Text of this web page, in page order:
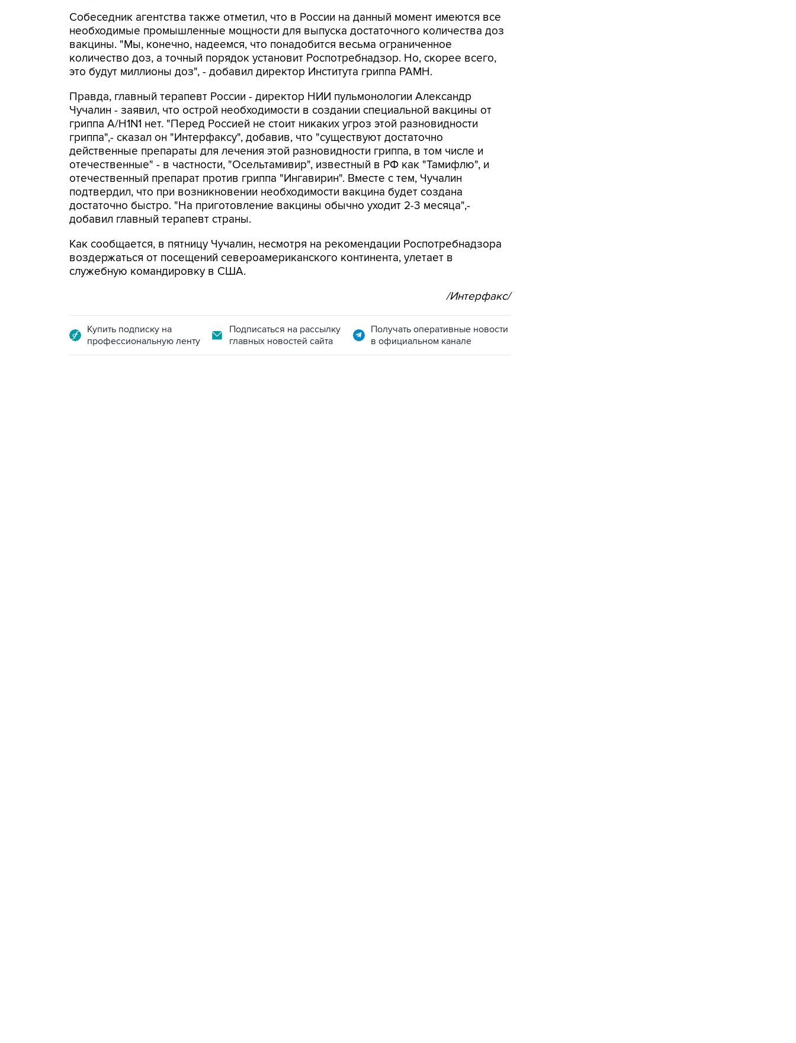
Собеседник агентства также отметил, что в России на данный момент имеются все
необходимые промышленные мощности для выпуска достаточного количества доз
вакцины. "Мы, конечно, надеемся, что понадобится весьма ограниченное
количество доз, а точный порядок установит Роспотребнадзор. Но, скорее всего,
это будут миллионы доз", - добавил директор Института гриппа РАМН.
Правда, главный терапевт России - директор НИИ пульмонологии Александр
Чучалин - заявил, что острой необходимости в создании специальной вакцины от
гриппа A/H1N1 нет. "Перед Россией не стоит никаких угроз этой разновидности
гриппа",- сказал он "Интерфаксу", добавив, что "существуют достаточно
действенные препараты для лечения этой разновидности гриппа, в том числе и
отечественные" - в частности, "Осельтамивир", известный в РФ как "Тамифлю", и
отечественный препарат против гриппа "Ингавирин". Вместе с тем, Чучалин
подтвердил, что при возникновении необходимости вакцина будет создана
достаточно быстро. "На приготовление вакцины обычно уходит 2-3 месяца",-
добавил главный терапевт страны.
Как сообщается, в пятницу Чучалин, несмотря на рекомендации Роспотребнадзора
воздержаться от посещений североамериканского континента, улетает в
служебную командировку в США.
/Интерфакс/
Купить подписку на
профессиональную ленту
Подписаться на рассылку
главных новостей сайта
Получать оперативные новости
в официальном канале